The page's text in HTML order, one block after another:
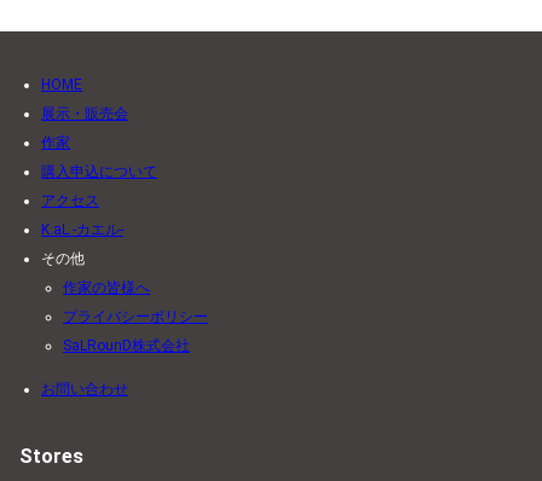
HOME
展示・販売会
作家
購入申込について
アクセス
K.aL -カエル-
その他
作家の皆様へ
プライバシーポリシー
SaLRounD株式会社
お問い合わせ
Stores